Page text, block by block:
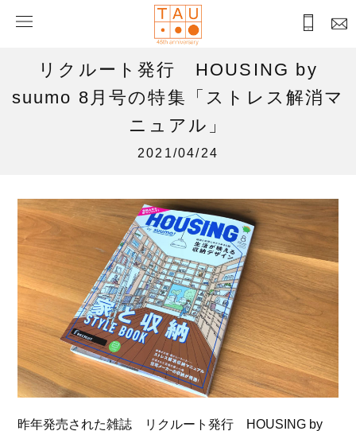
リクルート発行 HOUSING by
suumo 8月号の特集「ストレス解消マ
ニュアル」
2021/04/24
昨年発売された雑誌 リクルート発行 HOUSING by